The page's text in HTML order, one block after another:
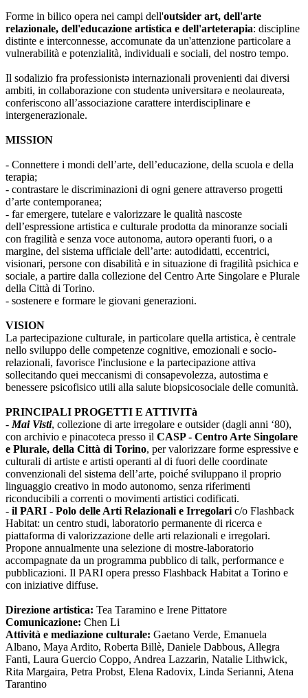
Forme in bilico opera nei campi dell'outsider art, dell'arte
relazionale, dell'educazione artistica e dell'arteterapia: discipline
distinte e interconnesse, accomunate da un'attenzione particolare a
vulnerabilità e potenzialità, individuali e sociali, del nostro tempo.
Il sodalizio fra professionistə internazionali provenienti dai diversi
ambiti, in collaborazione con studentə universitarə e neolaureatə,
conferiscono all’associazione carattere interdisciplinare e
intergenerazionale.
MISSION
- Connettere i mondi dell’arte, dell’educazione, della scuola e della
terapia;
- contrastare le discriminazioni di ogni genere attraverso progetti
d’arte contemporanea;
- far emergere, tutelare e valorizzare le qualità nascoste
dell’espressione artistica e culturale prodotta da minoranze sociali
con fragilità e senza voce autonoma, autorə operanti fuori, o a
margine, del sistema ufficiale dell’arte: autodidatti, eccentrici,
visionari, persone con disabilità e in situazione di fragilità psichica e
sociale, a partire dalla collezione del Centro Arte Singolare e Plurale
della Città di Torino.
- sostenere e formare le giovani generazioni.
VISION
La partecipazione culturale, in particolare quella artistica, è centrale
nello sviluppo delle competenze cognitive, emozionali e socio-
relazionali, favorisce l'inclusione e la partecipazione attiva
sollecitando quei meccanismi di consapevolezza, autostima e
benessere psicofisico utili alla salute biopsicosociale delle comunità.
PRINCIPALI PROGETTI E ATTIVITà
- Mai Visti, collezione di arte irregolare e outsider (dagli anni ‘80),
con archivio e pinacoteca presso il CASP - Centro Arte Singolare
e Plurale, della Città di Torino, per valorizzare forme espressive e
culturali di artiste e artisti operanti al di fuori delle coordinate
convenzionali del sistema dell’arte, poiché sviluppano il proprio
linguaggio creativo in modo autonomo, senza riferimenti
riconducibili a correnti o movimenti artistici codificati.
- il PARI - Polo delle Arti Relazionali e Irregolari c/o Flashback
Habitat: un centro studi, laboratorio permanente di ricerca e
piattaforma di valorizzazione delle arti relazionali e irregolari.
Propone annualmente una selezione di mostre-laboratorio
accompagnate da un programma pubblico di talk, performance e
pubblicazioni. Il PARI opera presso Flashback Habitat a Torino e
con iniziative diffuse.
Direzione artistica: Tea Taramino e Irene Pittatore
Comunicazione: Chen Li
Attività e mediazione culturale: Gaetano Verde, Emanuela
Albano, Maya Ardito, Roberta Billè, Daniele Dabbous, Allegra
Fanti, Laura Guercio Coppo, Andrea Lazzarin, Natalie Lithwick,
Rita Margaira, Petra Probst, Elena Radovix, Linda Serianni, Atena
Tarantino